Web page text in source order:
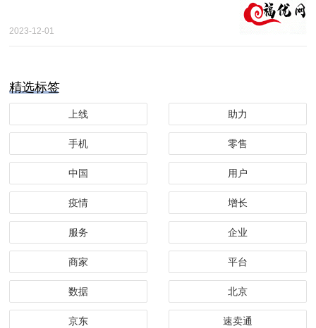
2023-12-01
精选标签
上线 助力
手机 零售
中国 用户
疫情 增长
服务 企业
商家 平台
数据 北京
京东 速卖通